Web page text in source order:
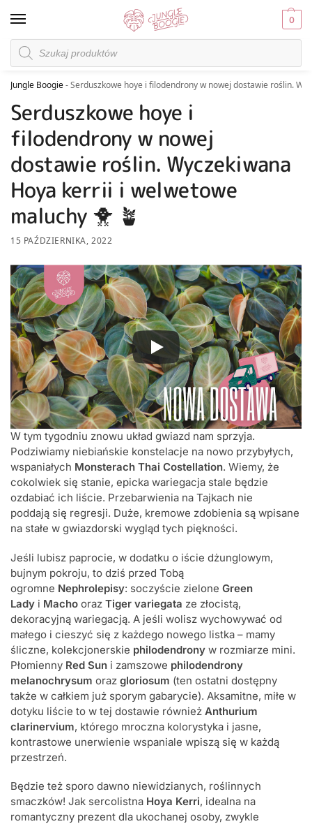
0
Jungle Boogie-Serduszkowe hoye i filodendrony w nowej dostawie roślin.
Serduszkowe hoye i
filodendrony w nowej
dostawie roślin. Wyczekiwana
Hoya kerrii i welwetowe
maluchy 🐥 🪴
15 PAŹDZIERNIKA, 2022
W tym tygodniu znowu układ gwiazd nam sprzyja.
Podziwiamy niebiańskie konstelacje na nowo przybyłych,
wspaniałych Monsterach Thai Costellation. Wiemy, że
cokolwiek się stanie, epicka wariegacja stale będzie
ozdabiać ich liście. Przebarwienia na Tajkach nie
poddają się regresji. Duże, kremowe zdobienia są wpisane
na stałe w gwiazdorski wygląd tych piękności.
Jeśli lubisz paprocie, w dodatku o iście dżunglowym,
bujnym pokroju, to dziś przed Tobą
ogromne Nephrolepisy: soczyście zielone Green
Lady i Macho oraz Tiger variegata ze złocistą,
dekoracyjną wariegacją. A jeśli wolisz wychowywać od
małego i cieszyć się z każdego nowego listka – mamy
śliczne, kolekcjonerskie philodendrony w rozmiarze mini.
Płomienny Red Sun i zamszowe philodendrony
melanochrysum oraz gloriosum (ten ostatni dostępny
także w całkiem już sporym gabarycie). Aksamitne, miłe w
dotyku liście to w tej dostawie również Anthurium
clarinervium, którego mroczna kolorystyka i jasne,
kontrastowe unerwienie wspaniale wpiszą się w każdą
przestrzeń.
Będzie też sporo dawno niewidzianych, roślinnych
smaczków! Jak sercolistna Hoya Kerri, idealna na
romantyczny prezent dla ukochanej osoby, zwykle